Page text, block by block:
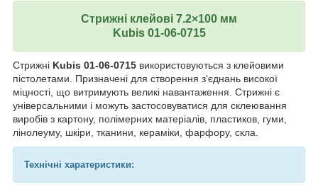
Стрижні клейові 7.2×100 мм
Kubis 01-06-0715
Стрижні Kubis 01-06-0715 використовуються з клейовими
пістолетами. Призначені для створення з'єднань високої
міцності, що витримують великі навантаження. Стрижні є
універсальними і можуть застосовуватися для склеювання
виробів з картону, полімерних матеріалів, пластиков, гуми,
лінолеуму, шкіри, тканини, кераміки, фарфору, скла.
Технічні харатеристики: